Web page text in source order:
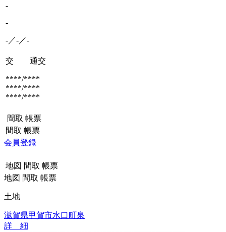
-
-
-／-／-
交 通交
****/****
****/****
****/****
間取 帳票
間取 帳票
会員登録
地図 間取 帳票
地図 間取 帳票
土地
滋賀県甲賀市水口町泉
詳 細